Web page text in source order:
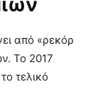
από «ρεκόρ
Το 2017
τελικό